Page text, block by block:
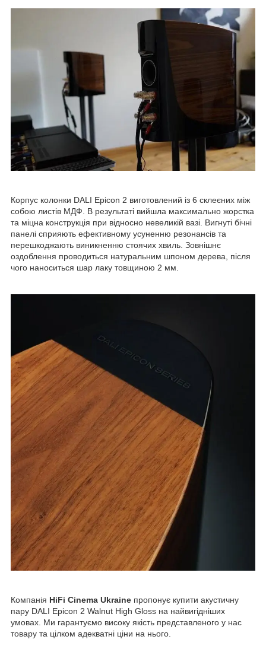
Корпус колонки DALI Epicon 2 виготовлений із 6 склеєних між
собою листів МДФ. В результаті вийшла максимально жорстка
та міцна конструкція при відносно невеликій вазі. Вигнуті бічні
панелі сприяють ефективному усуненню резонансів та
перешкоджають виникненню стоячих хвиль. Зовнішнє
оздоблення проводиться натуральним шпоном дерева, після
чого наноситься шар лаку товщиною 2 мм.
Компанія HiFi Cinema Ukraine пропонує купити акустичну
пару DALI Epicon 2 Walnut High Gloss на найвигідніших
умовах. Ми гарантуємо високу якість представленого у нас
товару та цілком адекватні ціни на нього.